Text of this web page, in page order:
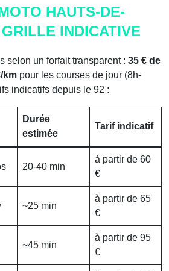
HAUTS-DE-
INDICATIVE
selon un forfait transparent : 35 € de
km pour les courses de jour (8h-
indicatifs depuis le 92 :
Durée
estimée
Tarif indicatif
20-40 min
à partir de 60
€
~25 min
à partir de 65
€
~45 min
à partir de 95
€